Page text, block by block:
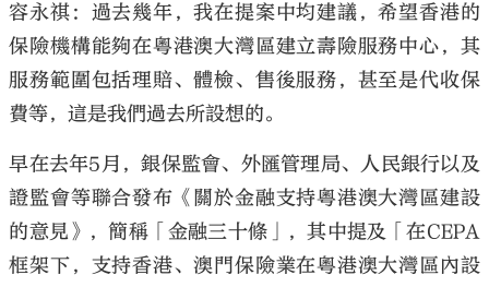
容永祺：過去幾年，我在提案中均建議，希望香港的
保險機構能夠在粵港澳大灣區建立壽險服務中心，其
服務範圍包括理賠、體檢、售後服務，甚至是代收保
費等，這是我們過去所設想的。
早在去年5月，銀保監會、外匯管理局、人民銀行以及
證監會等聯合發布《關於金融支持粵港澳大灣區建設
的意見》，簡稱「金融三十條」，其中提及「在CEPA
框架下，支持香港、澳門保險業在粵港澳大灣區內設